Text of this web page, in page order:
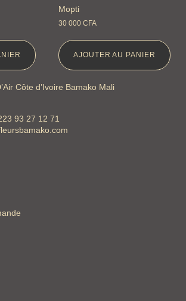
Mopti
30 000 CFA
AJOUTER AU PANIER
Côte d’Ivoire Bamako Mali
93 27 12 71